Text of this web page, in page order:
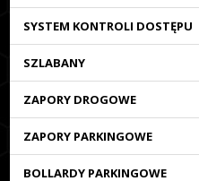
SYSTEM KONTROLI DOSTĘPU
SZLABANY
ZAPORY DROGOWE
ZAPORY PARKINGOWE
BOLLARDY PARKINGOWE